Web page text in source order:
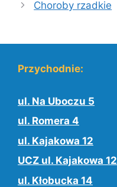
Choroby rzadkie
Przychodnie:
ul. Na Uboczu 5
ul. Romera 4
ul. Kajakowa 12
UCZ ul. Kajakowa 12
ul. Kłobucka 14